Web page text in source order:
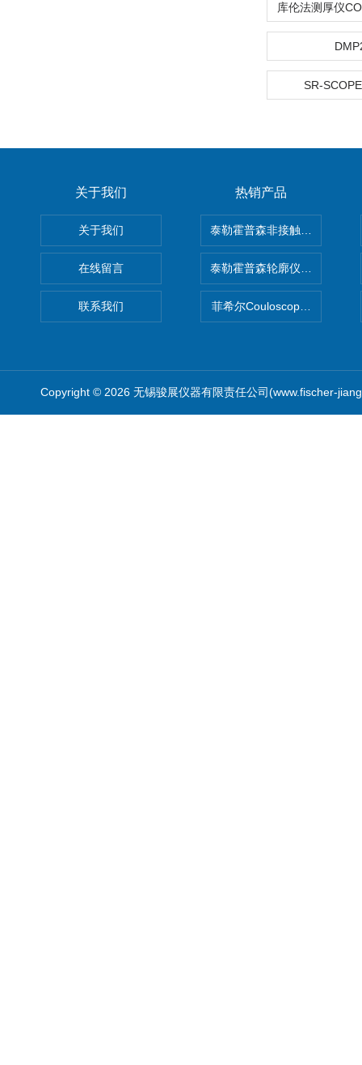
SR-
关于我们
关于我们
在线留言
联系我们
热销产品
泰勒霍普森非接触式轮廓仪
泰勒霍普森轮廓仪|TAYLOR
菲希尔Couloscope CMS2电
Copyright © 2026 无锡骏展仪器有限责任公司(www.fischer-